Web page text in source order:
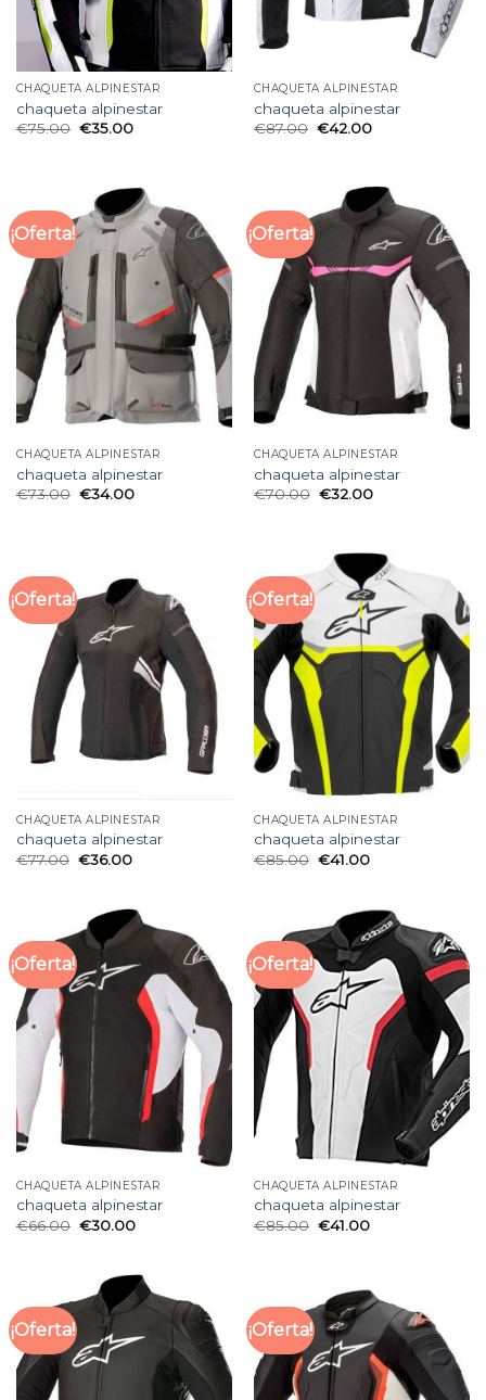
CHAQUETA ALPINESTAR
chaqueta alpinestar
€75.00 €35.00
CHAQUETA ALPINESTAR
chaqueta alpinestar
€87.00 €42.00
¡Oferta!
CHAQUETA ALPINESTAR
chaqueta alpinestar
€73.00 €34.00
¡Oferta!
CHAQUETA ALPINESTAR
chaqueta alpinestar
€70.00 €32.00
¡Oferta!
CHAQUETA ALPINESTAR
chaqueta alpinestar
€77.00 €36.00
¡Oferta!
CHAQUETA ALPINESTAR
chaqueta alpinestar
€85.00 €41.00
¡Oferta!
CHAQUETA ALPINESTAR
chaqueta alpinestar
€66.00 €30.00
¡Oferta!
CHAQUETA ALPINESTAR
chaqueta alpinestar
€85.00 €41.00
¡Oferta! ¡Oferta!